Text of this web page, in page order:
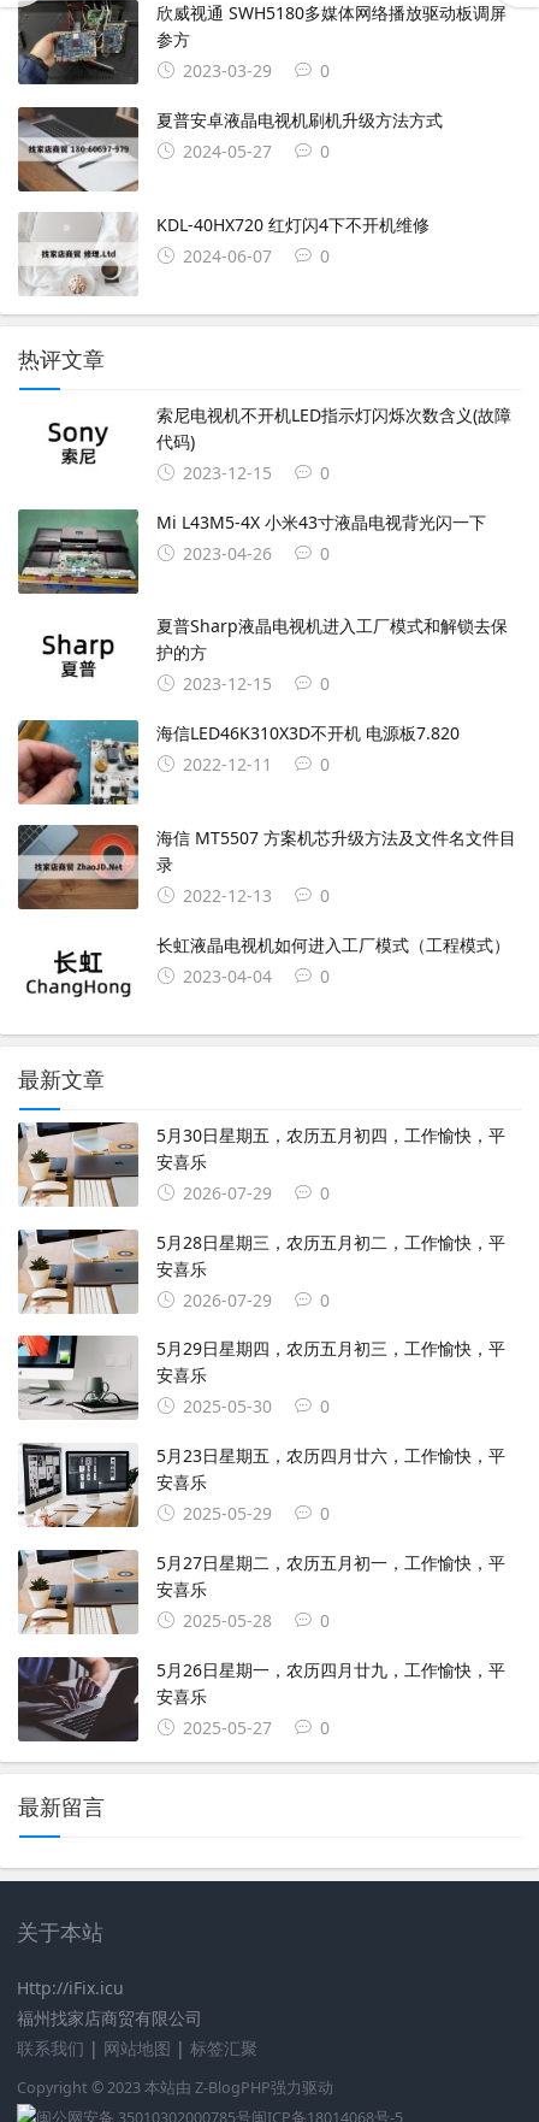
欣威视通 SWH5180多媒体网络播放驱动板调屏
参方
2023-03-29
0
夏普安卓液晶电视机刷机升级方法方式
2024-05-27
0
KDL-40HX720 红灯闪4下不开机维修
2024-06-07
0
热评文章
索尼电视机不开机LED指示灯闪烁次数含义(故障
代码)
2023-12-15
0
Mi L43M5-4X 小米43寸液晶电视背光闪一下
2023-04-26
0
夏普Sharp液晶电视机进入工厂模式和解锁去保
护的方
2023-12-15
0
海信LED46K310X3D不开机 电源板7.820
2022-12-11
0
海信 MT5507 方案机芯升级方法及文件名文件目
录
2022-12-13
0
长虹液晶电视机如何进入工厂模式（工程模式）
2023-04-04
0
最新文章
5月30日星期五，农历五月初四，工作愉快，平
安喜乐
2026-07-29
0
5月28日星期三，农历五月初二，工作愉快，平
安喜乐
2026-07-29
0
5月29日星期四，农历五月初三，工作愉快，平
安喜乐
2025-05-30
0
5月23日星期五，农历四月廿六，工作愉快，平
安喜乐
2025-05-29
0
5月27日星期二，农历五月初一，工作愉快，平
安喜乐
2025-05-28
0
5月26日星期一，农历四月廿九，工作愉快，平
安喜乐
2025-05-27
0
最新留言
关于本站
Http://iFix.icu
福州找家店商贸有限公司
联系我们 | 网站地图 | 标签汇聚
Copyright © 2023 本站由 Z-BlogPHP强力驱动